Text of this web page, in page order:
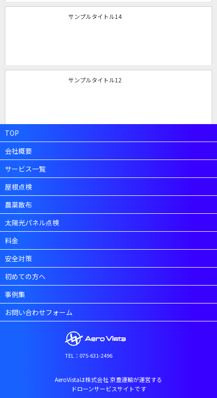
サンプルタイトル14
サンプルタイトル12
TOP
会社概要
サービス一覧
屋根点検
農薬散布
太陽光パネル点検
料金
安全対策
初めての方へ
事例集
お問い合わせフォーム
TEL：075-631-2496
AeroVistaは株式会社 京豊運輸が運営する
ドローンサービスサイトです